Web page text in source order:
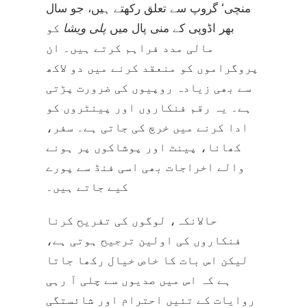
منچی‘ گروپ سے تعلق رکھتے ہیں، جو سال
بھر اڈوپی کے منی پال میں پلی ویشا کو
مالی مدد فراہم کرتے ہیں۔ ان
پروگراموں کو منعقد کرنے میں دو لاکھ
سے بھی زیادہ روپیوں کی ضرورت پڑتی
ہے۔ یہ رقم فنکاروں اور پینٹروں کو
ادا کرنے میں خرچ کی جاتی ہے۔ سفر،
کھانا، پینٹ اور پوشاکوں پر ہونے
والے اخراجات بھی اسی فنڈ سے پورے
کیے جاتے ہیں۔
حالانکہ، لوگوں کی تفریح کرنا
فنکاروں کی اولین ترجیح ہوتی ہے،
لیکن اس بات کا خاص خیال رکھا جاتا
ہے کہ اس میں صدیوں سے چلی آ رہی
روایات کے تئیں احترام اور شائستگی